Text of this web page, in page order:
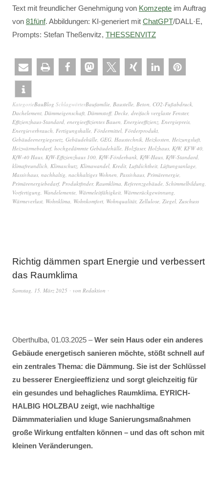
Text mit freundlicher Genehmigung von Komzepte im Auftrag
von 81fünf. Abbildungen: KI-generiert mit ChatGPT/DALL·E,
Prompts: Stefan Theßenvitz, THESSENVITZ
KategorieBauBlog SchlagwörterBaufamilie, Baustelle, Beton, CO2-Fußabdruck,
Dachelement, Dämmeigenschaft, Dämmstoff, Decke, dreifach verglaste Fenster,
Effizienzhaus-Standard, energieeffizientes Bauen, Energieeffizienz, Energiepreis,
Energieverbrauch, Fertigungshalle, Fördermittel, Förderprodukt,
Gebäudeenergiegesetz, Gebäudehülle, GEG, Haustechnik, Heizkosten, Heizungsluft,
Heizwärmebedarf, hochgedämmte Gebäudehülle, Holzfaser, Holzhaus, KfW, KFW 40,
KfW-40 Haus, KfW-Effizienzhaus 100, KfW-Förderbank, KfW-Haus, KfW-Standard,
klimafreundlich, Klimaschutz, Klimawandel, Kredit, Luftdichtheit, Lüftungsanlage,
Massivhaus, nachhaltig, nachhaltiges Wohnen, Passivhaus, Primärenergie,
Primärenergiebedarf, Produktfinder, Raumklima, Referenzgebäude, Schimmelbildung,
Vorfertigung, Wandelemente, Wärmeleitfähigkeit, Wärmerückgewinnung,
Wärmeverlust, Wohnklima, Wohnkomfort, Wohnqualität, Zellulose, Ziegel, Zuschuss
Richtig dämmen spart Energie und verbessert
das Raumklima
Samstag, 15. März 2025 von Redaktion
Oberthulba, 01.03.2025 –Wer sein Haus oder ein anderes
Gebäude energetisch sanieren möchte, stößt schnell auf
ein zentrales Thema: die Dämmung. Sie ist der Schlüssel
zu besserer Energieeffizienz und sorgt gleichzeitig für
ein gesundes und behagliches Raumklima. EYRICH-
HALBIG HOLZBAU zeigt, wie nachhaltige
Dämmmaterialien und kluge Sanierungsmaßnahmen
große Wirkung entfalten können – und das oft schon mit
kleinen Veränderungen.